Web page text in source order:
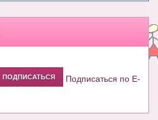
Подписаться по E-